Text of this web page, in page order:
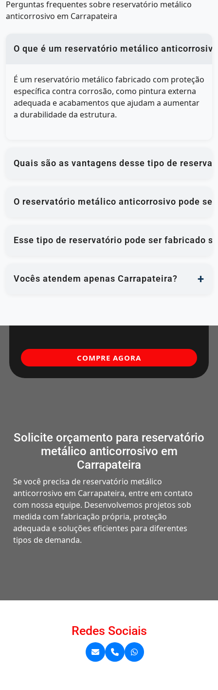
Perguntas frequentes sobre reservatório metálico
anticorrosivo em Carrapateira
O que é um reservatório metálico
É um reservatório metálico fabricado com proteção
específica contra corrosão, como pintura externa
adequada e acabamentos que ajudam a aumentar
a durabilidade da estrutura.
Quais são as vantagens desse tipo de
O reservatório metálico anticorrosivo pode
Esse tipo de reservatório pode ser fabricado
Vocês atendem apenas Carrapateira?
Solicite orçamento para reservatório
metálico anticorrosivo em
Carrapateira
Se você precisa de reservatório metálico
anticorrosivo em Carrapateira, entre em contato
com nossa equipe. Desenvolvemos projetos sob
medida com fabricação própria, proteção
adequada e soluções eficientes para diferentes
tipos de demanda.
COMPRE AGORA
Redes Sociais